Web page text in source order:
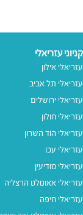
קניוני עזריאלי
עזריאלי אילון
עזריאלי תל אביב
עזריאלי ירושלים
עזריאלי חולון
עזריאלי הוד השרון
עזריאלי עכו
עזריאלי מודיעין
עזריאלי אאוטלט הרצליה
עזריאלי חיפה